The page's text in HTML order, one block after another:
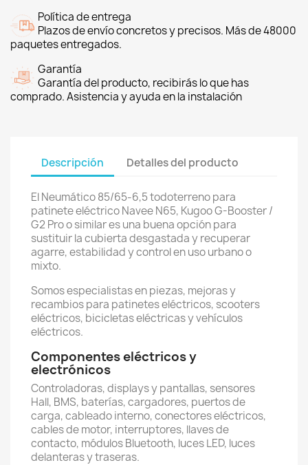
Política de entrega
Plazos de envío concretos y precisos. Más de 48000
paquetes entregados.
Garantía
Garantía del producto, recibirás lo que has
comprado. Asistencia y ayuda en la instalación
Descripción Detalles del producto
El Neumático 85/65-6,5 todoterreno para
patinete eléctrico Navee N65, Kugoo G-Booster /
G2 Pro o similar es una buena opción para
sustituir la cubierta desgastada y recuperar
agarre, estabilidad y control en uso urbano o
mixto.
Somos especialistas en piezas, mejoras y
recambios para patinetes eléctricos, scooters
eléctricos, bicicletas eléctricas y vehículos
eléctricos.
Componentes eléctricos y
electrónicos
Controladoras, displays y pantallas, sensores
Hall, BMS, baterías, cargadores, puertos de
carga, cableado interno, conectores eléctricos,
cables de motor, interruptores, llaves de
contacto, módulos Bluetooth, luces LED, luces
delanteras y traseras.